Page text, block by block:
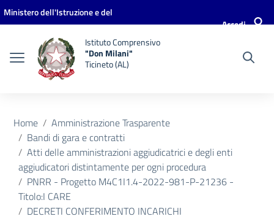
Vai ai contenuti
Vai al menu di navigazione
Vai al footer
Ministero dell'Istruzione e del
Accedi
Istituto Comprensivo
"Don Milani"
Ticineto (AL)
Home
Amministrazione Trasparente
Bandi di gara e contratti
Atti delle amministrazioni aggiudicatrici e degli enti
aggiudicatori distintamente per ogni procedura
PNRR - Progetto M4C1I1.4-2022-981-P-21236 -
Titolo:I CARE
DECRETI CONFERIMENTO INCARICHI